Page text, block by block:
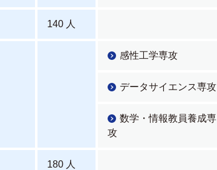
140 人
感性工学専攻
データサイエンス専攻
数学・情報教員養成専
攻
180 人